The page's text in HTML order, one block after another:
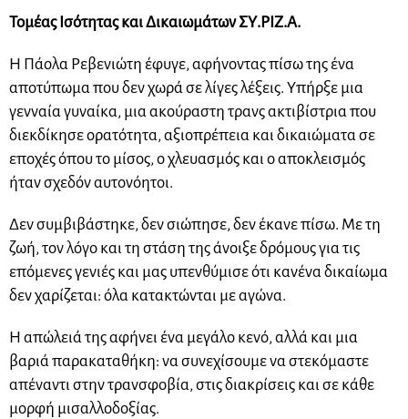
Τομέας Ισότητας και Δικαιωμάτων ΣΥ.ΡΙΖ.Α.
Η Πάολα Ρεβενιώτη έφυγε, αφήνοντας πίσω της ένα
αποτύπωμα που δεν χωρά σε λίγες λέξεις. Υπήρξε μια
γενναία γυναίκα, μια ακούραστη τρανς ακτιβίστρια που
διεκδίκησε ορατότητα, αξιοπρέπεια και δικαιώματα σε
εποχές όπου το μίσος, ο χλευασμός και ο αποκλεισμός
ήταν σχεδόν αυτονόητοι.
Δεν συμβιβάστηκε, δεν σιώπησε, δεν έκανε πίσω. Με τη
ζωή, τον λόγο και τη στάση της άνοιξε δρόμους για τις
επόμενες γενιές και μας υπενθύμισε ότι κανένα δικαίωμα
δεν χαρίζεται: όλα κατακτώνται με αγώνα.
Η απώλειά της αφήνει ένα μεγάλο κενό, αλλά και μια
βαριά παρακαταθήκη: να συνεχίσουμε να στεκόμαστε
απέναντι στην τρανσφοβία, στις διακρίσεις και σε κάθε
μορφή μισαλλοδοξίας.